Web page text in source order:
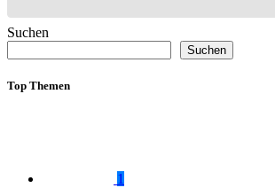
Suchen
Suchen
Top Themen
1